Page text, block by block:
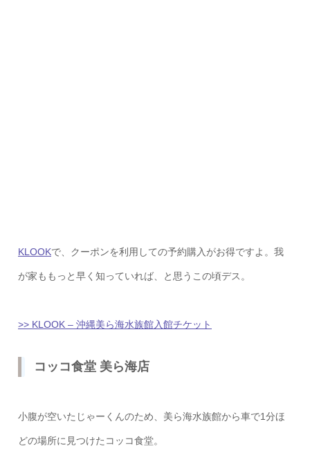
KLOOKで、クーポンを利用しての予約購入がお得ですよ。我
が家ももっと早く知っていれば、と思うこの頃デス。
>> KLOOK – 沖縄美ら海水族館入館チケット
コッコ食堂 美ら海店
小腹が空いたじゃーくんのため、美ら海水族館から車で1分ほ
どの場所に見つけたコッコ食堂。